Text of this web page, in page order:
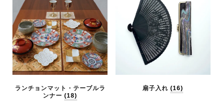
ランチョンマット・テーブルラ
ンナー(18)
扇子入れ(16)